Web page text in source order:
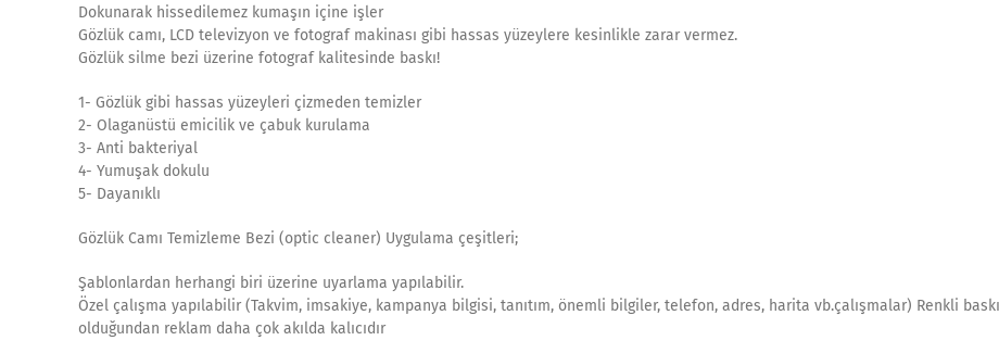
Dokunarak hissedilemez kumaşın içine işler
Gözlük camı, LCD televizyon ve fotograf makinası gibi hassas yüzeylere kesinlikle zarar vermez.
Gözlük silme bezi üzerine fotograf kalitesinde baskı!
1- Gözlük gibi hassas yüzeyleri çizmeden temizler
2- Olaganüstü emicilik ve çabuk kurulama
3- Anti bakteriyal
4- Yumuşak dokulu
5- Dayanıklı
Gözlük Camı Temizleme Bezi (optic cleaner) Uygulama çeşitleri;
Şablonlardan herhangi biri üzerine uyarlama yapılabilir.
Özel çalışma yapılabilir (Takvim, imsakiye, kampanya bilgisi, tanıtım, önemli bilgiler, telefon, adres, harita vb.çalışmalar) Renkli baskı
olduğundan reklam daha çok akılda kalıcıdır